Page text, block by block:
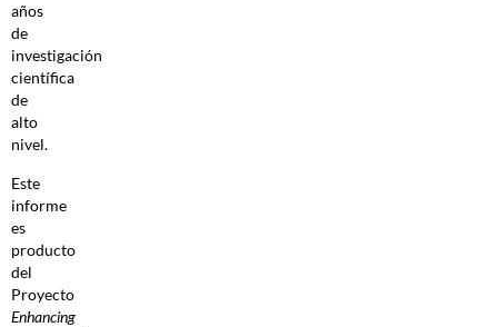
años
de
investigación
científica
de
alto
nivel.
Este
informe
es
producto
del
Proyecto
Enhancing